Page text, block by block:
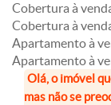
Cobertura à
Cobertura à
Apartamento à
Apartamento à
Olá, o imóvel
mas não se